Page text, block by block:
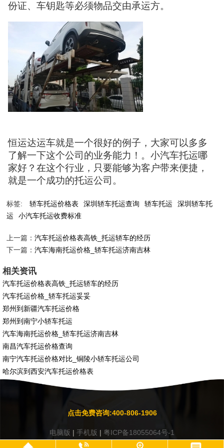
份证、车钥匙等必须物品交由承运方。
恒运达运车就是一个很好的例子，大家可以多多
了解一下这个公司的业务能力！。小汽车托运哪
家好？在这个行业，只要能够为客户带来便捷，
就是一个成功的托运公司。
标签: 轿车托运价格表 深圳轿车托运查询 轿车托运
深圳轿车托
运
小汽车托运收费标准
上一篇：汽车托运价格表高铁_托运轿车的经历
下一篇：汽车海南托运价格_轿车托运济南吉林
相关资讯
汽车托运价格表高铁_托运轿车的经历
汽车托运价格_轿车托运妥妥
郑州到新疆汽车托运价格
郑州到南宁小轿车托运
汽车海南托运价格_轿车托运济南吉林
南昌汽车托运价格查询
南宁汽车托运价格对比_铜陵小轿车托运公司
哈尔滨到西安汽车托运价格表
点击免费咨询:400-806-1906
电脑版 | 手机版 | 粤ICP备18055064号-1